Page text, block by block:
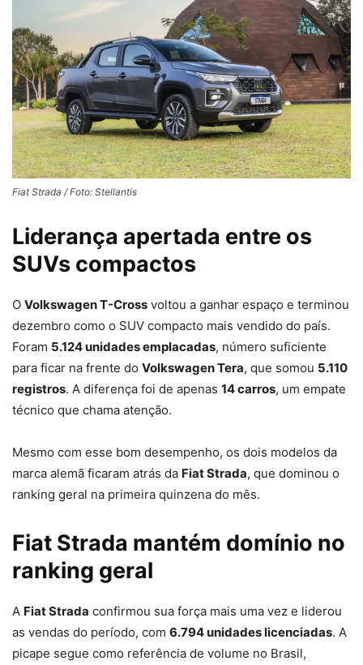
Fiat Strada / Foto: Stellantis
Liderança apertada entre os
SUVs compactos
O Volkswagen T-Cross voltou a ganhar espaço e terminou
dezembro como o SUV compacto mais vendido do país.
Foram 5.124 unidades emplacadas, número suficiente
para ficar na frente do Volkswagen Tera, que somou 5.110
registros. A diferença foi de apenas 14 carros, um empate
técnico que chama atenção.
Mesmo com esse bom desempenho, os dois modelos da
marca alemã ficaram atrás da Fiat Strada, que dominou o
ranking geral na primeira quinzena do mês.
Fiat Strada mantém domínio no
ranking geral
A Fiat Strada confirmou sua força mais uma vez e liderou
as vendas do período, com 6.794 unidades licenciadas. A
picape segue como referência de volume no Brasil,